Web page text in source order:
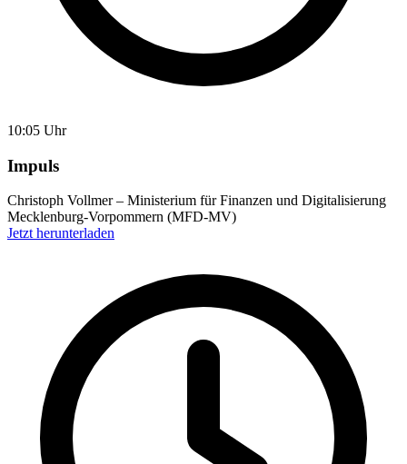
10:05 Uhr
Impuls
Christoph Vollmer – Ministerium für Finanzen und Digitalisierung
Mecklenburg-Vorpommern (MFD-MV)
Jetzt herunterladen